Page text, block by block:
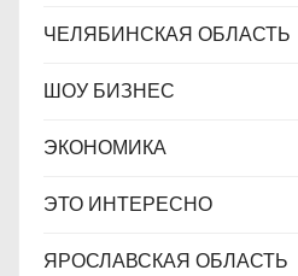
ЧЕЛЯБИНСКАЯ ОБЛАСТЬ
ШОУ БИЗНЕС
ЭКОНОМИКА
ЭТО ИНТЕРЕСНО
ЯРОСЛАВСКАЯ ОБЛАСТЬ